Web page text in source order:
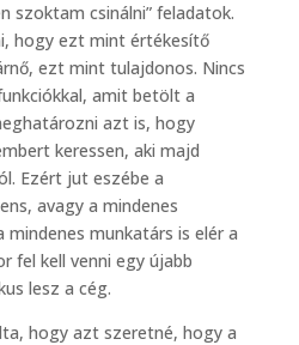
szoktam csinálni” feladatok.
hogy ezt mint értékesítő
ezt mint tulajdonos. Nincs
amit betölt a
azt is, hogy
keressen, aki majd
Ezért jut eszébe a
avagy a mindenes
mindenes munkatárs is elér a
fel kell venni egy újabb
lesz a cég.
hogy azt szeretné, hogy a